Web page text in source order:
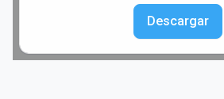
Descargar